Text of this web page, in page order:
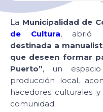
La Municipalidad de
de Cultura, abrió
destinada a
que deseen formar
Puerto”, un
producción local,
hacedores culturales
comunidad.